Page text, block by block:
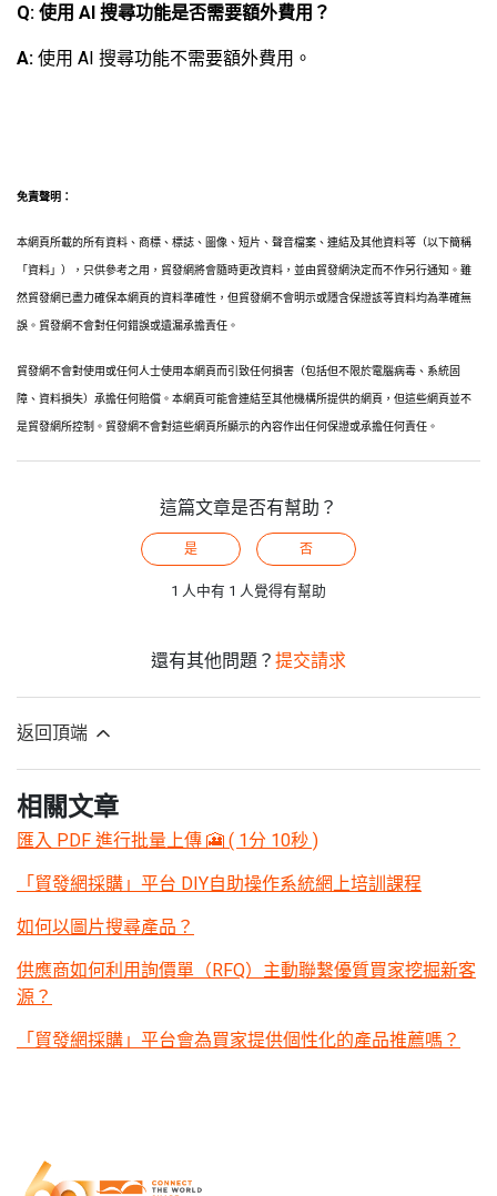
Q: 使用 AI 搜尋功能是否需要額外費用？
A: 使用 AI 搜尋功能不需要額外費用。
免責聲明：
本網頁所載的所有資料、商標、標誌、圖像、短片、聲音檔案、連結及其他資料等（以下簡稱
「資料」），只供參考之用，貿發網將會隨時更改資料，並由貿發網決定而不作另行通知。雖
然貿發網已盡力確保本網頁的資料準確性，但貿發網不會明示或隱含保證該等資料均為準確無
誤。貿發網不會對任何錯誤或遺漏承擔責任。
貿發網不會對使用或任何人士使用本網頁而引致任何損害（包括但不限於電腦病毒、系統固
障、資料損失）承擔任何賠償。本網頁可能會連結至其他機構所提供的網頁，但這些網頁並不
是貿發網所控制。貿發網不會對這些網頁所顯示的內容作出任何保證或承擔任何責任。
這篇文章是否有幫助？
是 否
1 人中有 1 人覺得有幫助
還有其他問題？ 提交請求
返回頂端
相關文章
匯入 PDF 進行批量上傳 🎦 ( 1分 10秒 )
「貿發網採購」平台 DIY自助操作系統網上培訓課程
如何以圖片搜尋產品？
供應商如何利用詢價單（RFQ）主動聯繫優質買家挖掘新客
源？
「貿發網採購」平台會為買家提供個性化的產品推薦嗎？